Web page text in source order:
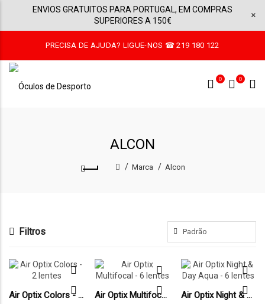
ENVIOS GRATUITOS PARA PORTUGAL, EM COMPRAS
SUPERIORES A 150€
×
PRECISA DE AJUDA? LIGUE-NOS ☎ 219 180 122
0 0
ALCON
Marca Alcon
Filtros
Air Optix Colors - 2 lentes Air Optix Multifocal - 6 lentes Air Optix Night & Day Aqua - 6 lentes